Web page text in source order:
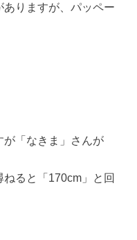
ありますが、パッペー
「なきま」さんが
ねると「170cm」と回